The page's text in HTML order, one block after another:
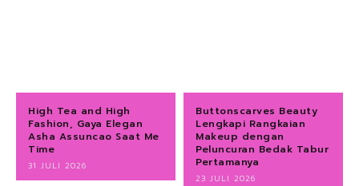
High Tea and High
Fashion, Gaya Elegan
Asha Assuncao Saat Me
Time
31 JULI 2026
Buttonscarves Beauty
Lengkapi Rangkaian
Makeup dengan
Peluncuran Bedak Tabur
Pertamanya
23 JULI 2026